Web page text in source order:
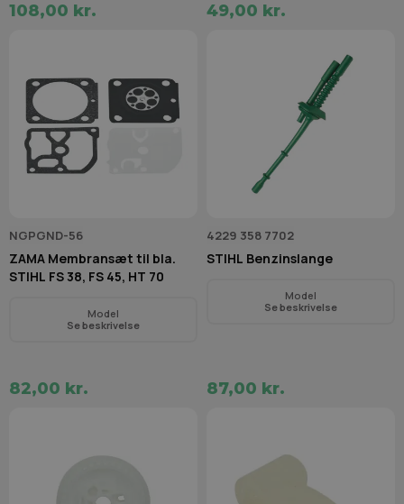
108,00 kr. 49,00 kr.
NGPGND-56
ZAMA Membransæt til bla.
STIHL FS 38, FS 45, HT 70
Model
Se beskrivelse
82,00 kr.
4229 358 7702
STIHL Benzinslange
Model
Se beskrivelse
87,00 kr.